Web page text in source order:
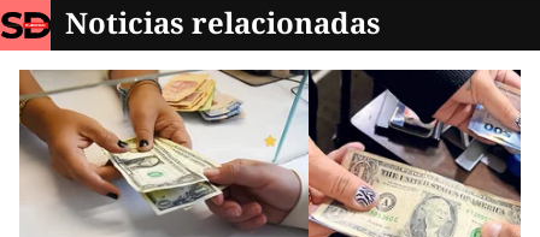
Noticias relacionadas